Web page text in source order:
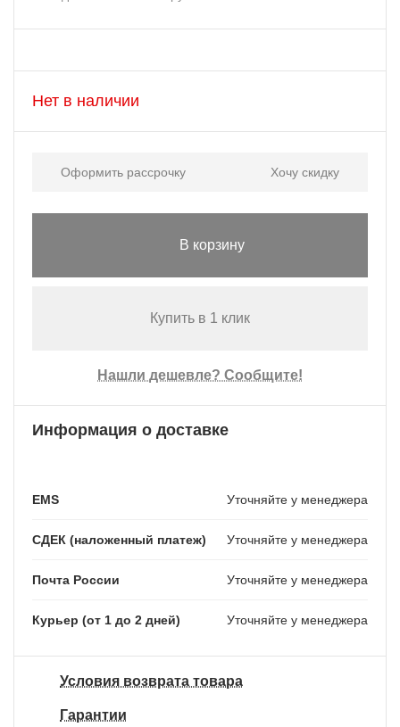
Нет в наличии
Оформить рассрочку Хочу скидку
В корзину
Купить в 1 клик
Нашли дешевле? Сообщите!
Информация о доставке
EMS Уточняйте у менеджера
СДЕК (наложенный платеж) Уточняйте у менеджера
Почта России Уточняйте у менеджера
Курьер (от 1 до 2 дней) Уточняйте у менеджера
Условия возврата товара
Гарантии